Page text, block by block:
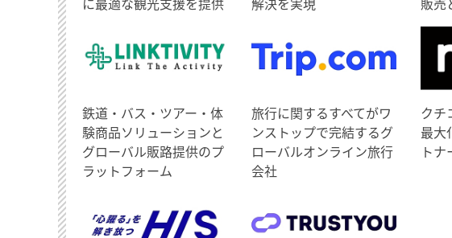
鉄道・バス・ツアー・体
験商品ソリューションと
グローバル販路提供のプ
ラットフォーム
旅行に関するすべてがワ
ンストップで完結するグ
ローバルオンライン旅行
会社
クチ
最大
トナ